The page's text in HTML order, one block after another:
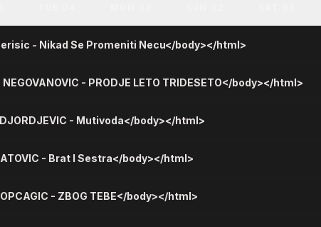
- Nikad Se Promeniti Necu</body></html>
NEGOVANOVIC - PRODJE LETO TRIDESETO</body></html>
- Mutivoda</body></html>
- Brat I Sestra</body></html>
- ZBOG TEBE</body></html>